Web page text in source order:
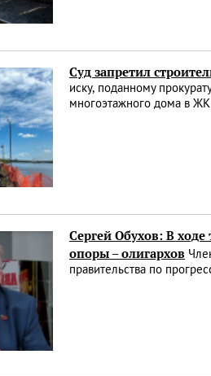
Суд запретил
иску, поданному
многоэтажного дома в
Сергей Обухов: В
опоры – олигархов
правительства по